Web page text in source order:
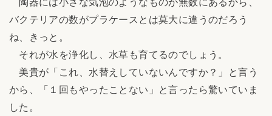
バクテリアの数がプラケースとは莫大に違うのだろう
ね、きっと。
それが水を浄化し、水草も育てるのでしょう。
美貴が「これ、水替えしていないんですか？」と言う
から、「１回もやったことない」と言ったら驚いていま
した。